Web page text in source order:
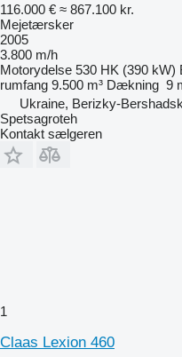
116.000 € ≈ 867.100 kr.
Mejetærsker
2005
3.800 m/h
Motorydelse 530 HK (390 kW)
rumfang 9.500 m³ Dækning 9
Ukraine, Berizky-
Spetsagroteh
Kontakt sælgeren
1
Claas Lexion 460